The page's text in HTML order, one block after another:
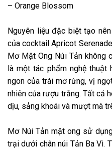
– Orange Blossom
Nguyên liệu đặc biệt tạo
của cocktail Apricot
Mơ Mật Ong Núi Tản không
là một tác phẩm nghệ
ngon của trái mơ rừng, vị
nhiên của rượu trắng. Tất cả
dịu, sảng khoái và mượt mà
Mơ Núi Tản mật ong sử
trại dưới chân núi Tản Ba Vì.